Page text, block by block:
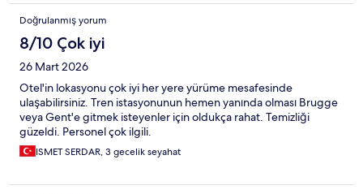
Doğrulanmış yorum
8/10 Çok iyi
26 Mart 2026
Otel'in lokasyonu çok iyi her yere yürüme mesafesinde
ulaşabilirsiniz. Tren istasyonunun hemen yanında olması Brugge
veya Gent'e gitmek isteyenler için oldukça rahat. Temizliği
güzeldi. Personel çok ilgili.
ISMET SERDAR, 3 gecelik seyahat